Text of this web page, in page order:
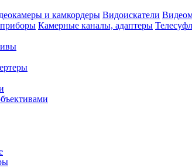
и камкордеры Видоискатели
Камерные каналы, адаптеры